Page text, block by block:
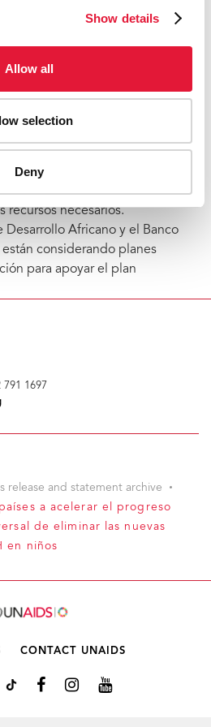
Show details
Allow all
selection
Deny
nacionales. La reunión,
dos días, se centrará en el
y en la creación de
sido muy alto. De hecho,
de recaudación de
unido a la causa a fin de
recursos necesarios.
Desarrollo Africano y el Banco
considerando planes
para apoyar el plan
1697
release and statement archive
a acelerar el progreso
de eliminar las nuevas
en niños
CONTACT UNAIDS